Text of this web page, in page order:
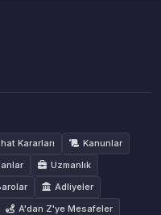
Kararları
Kanunlar
Uzmanlık
Adliyeler
A'dan Z'ye Mesafeler